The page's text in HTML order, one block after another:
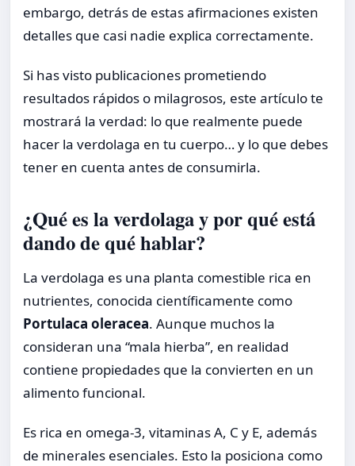
embargo, detrás de estas afirmaciones existen
detalles que casi nadie explica correctamente.
Si has visto publicaciones prometiendo
resultados rápidos o milagrosos, este artículo te
mostrará la verdad: lo que realmente puede
hacer la verdolaga en tu cuerpo… y lo que debes
tener en cuenta antes de consumirla.
¿Qué es la verdolaga y por qué está
dando de qué hablar?
La verdolaga es una planta comestible rica en
nutrientes, conocida científicamente como
Portulaca oleracea. Aunque muchos la
consideran una “mala hierba”, en realidad
contiene propiedades que la convierten en un
alimento funcional.
Es rica en omega-3, vitaminas A, C y E, además
de minerales esenciales. Esto la posiciona como